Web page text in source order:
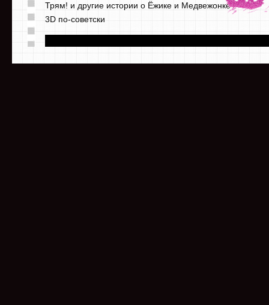
Трям! и другие истории о Ёжике и Медвежонке
3D по-советски